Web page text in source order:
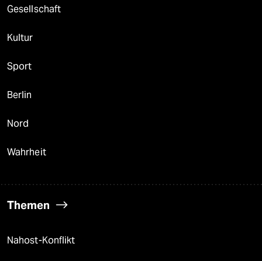
Gesellschaft
Kultur
Sport
Berlin
Nord
Wahrheit
Themen
Nahost-Konflikt